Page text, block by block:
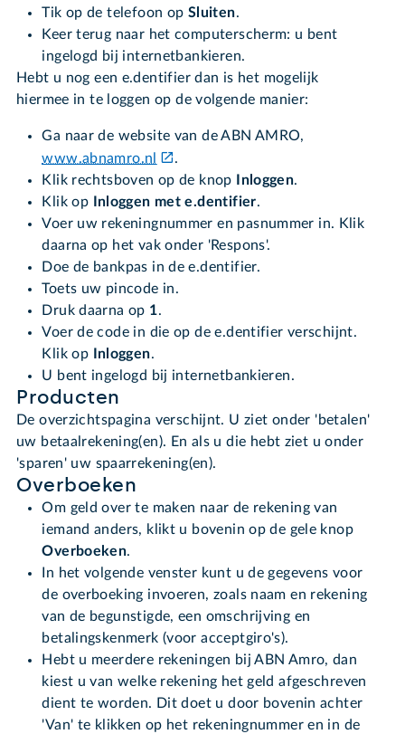
Tik op de telefoon op Sluiten.
Keer terug naar het computerscherm: u bent
ingelogd bij internetbankieren.
Hebt u nog een e.dentifier dan is het mogelijk
hiermee in te loggen op de volgende manier:
Ga naar de website van de ABN AMRO,
www.abnamro.nl
.
Klik rechtsboven op de knop
Inloggen.
Klik op
Inloggen met e.dentifier.
Voer uw rekeningnummer en pasnummer in. Klik
daarna op het vak onder 'Respons'.
Doe de bankpas in de e.dentifier.
Toets uw pincode in.
Druk daarna op 1.
Voer de code in die op de e.dentifier verschijnt.
Klik op
Inloggen.
U bent ingelogd bij internetbankieren.
Producten
De overzichtspagina verschijnt. U ziet onder 'betalen'
uw betaalrekening(en). En als u die hebt ziet u onder
'sparen' uw spaarrekening(en).
Overboeken
Om geld over te maken naar de rekening van
iemand anders, klikt u bovenin op de gele knop
Overboeken.
In het volgende venster kunt u de gegevens voor
de overboeking invoeren, zoals naam en rekening
van de begunstigde, een omschrijving en
betalingskenmerk (voor acceptgiro's).
Hebt u meerdere rekeningen bij ABN Amro, dan
kiest u van welke rekening het geld afgeschreven
dient te worden. Dit doet u door bovenin achter
'Van' te klikken op het rekeningnummer en in de